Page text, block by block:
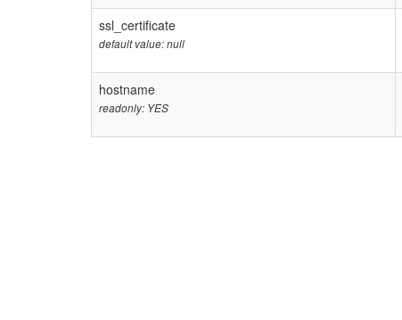
ssl_certificate
default value: null
hostname
readonly: YES